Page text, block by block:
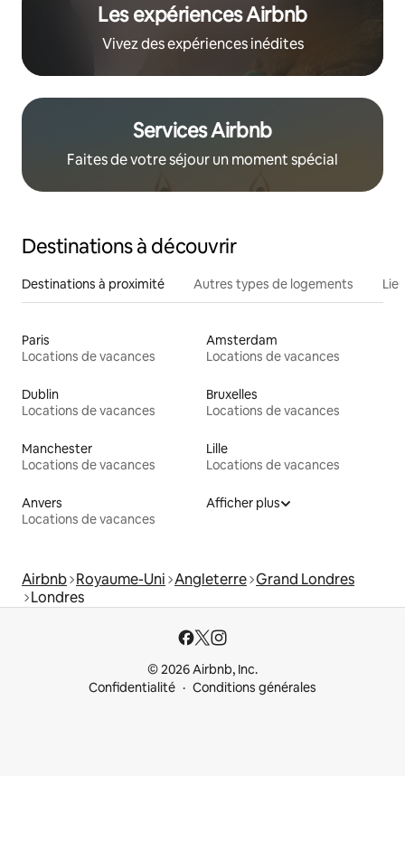
Les expériences Airbnb
Vivez des expériences inédites
Services Airbnb
Faites de votre séjour un moment spécial
Destinations à découvrir
Destinations à proximité Autres types de logements
Paris
Locations de vacances
Amsterdam
Locations de vacances
Dublin
Locations de vacances
Bruxelles
Locations de vacances
Manchester
Locations de vacances
Lille
Locations de vacances
Anvers
Locations de vacances
Afficher plus
Airbnb Royaume-Uni Angleterre Grand Londres
Londres
© 2026 Airbnb, Inc.
Confidentialité
Conditions générales